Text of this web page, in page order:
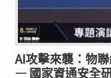
AI攻擊來襲：物
— 國家資通安全